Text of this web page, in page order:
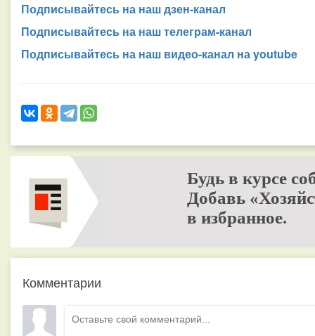
Подписывайтесь на наш дзен-канал
Подписывайтесь на наш телеграм-канал
Подписывайтесь на наш видео-канал на youtube
Будь в курсе
Добавь
в избранное.
Комментарии